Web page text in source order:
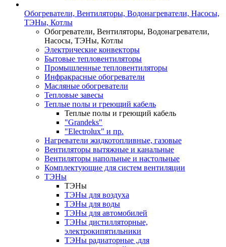
Обогреватели, Вентиляторы, Водонагреватели, Насосы,
ТЭНы, Котлы
Обогреватели, Вентиляторы, Водонагреватели,
Насосы, ТЭНы, Котлы
Электрические конвекторы
Бытовые тепловентиляторы
Промышленные тепловентиляторы
Инфракрасные обогреватели
Масляные обогреватели
Тепловые завесы
Теплые полы и греющий кабель
Теплые полы и греющий кабель
"Grandeks"
"Electrolux" и пр.
Нагреватели жидкотопливные, газовые
Вентиляторы вытяжные и канальные
Вентиляторы напольные и настольные
Комплектующие для систем вентиляции
ТЭНы
ТЭНы
ТЭНы для воздуха
ТЭНы для воды
ТЭНы для автомобилей
ТЭНы дистилляторные,
электрокипятильники
ТЭНы радиаторные ,для